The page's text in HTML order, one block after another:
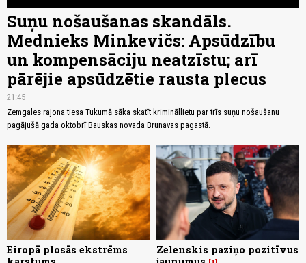
Suņu nošaušanas skandāls.
Mednieks Minkevičs: Apsūdzību
un kompensāciju neatzīstu; arī
pārējie apsūdzētie rausta plecus
21:45
Zemgales rajona tiesa Tukumā sāka skatīt krimināllietu par trīs suņu nošaušanu
pagājušā gada oktobrī Bauskas novada Brunavas pagastā.
Eiropā plosās ekstrēms
Zelenskis paziņo pozitīvus